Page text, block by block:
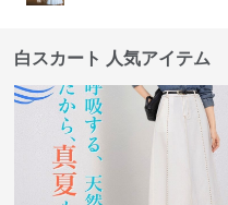
白スカート 人気アイテム